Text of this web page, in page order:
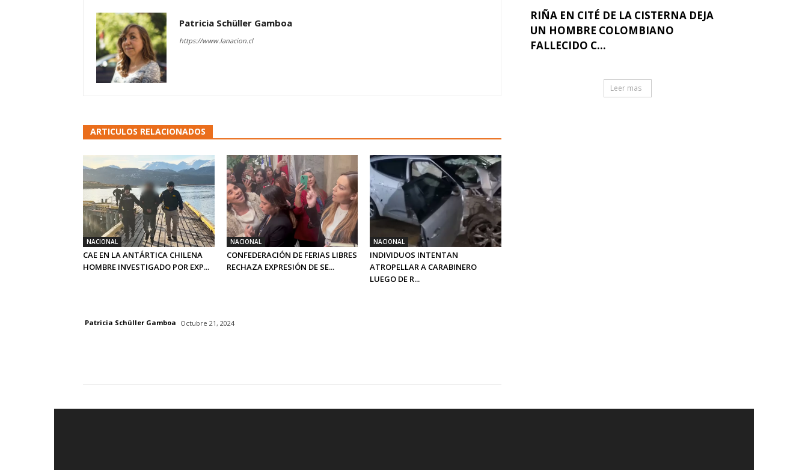
Patricia Schüller Gamboa
https://www.lanacion.cl
ARTICULOS RELACIONADOS
NACIONAL
CAE EN LA ANTÁRTICA CHILENA
HOMBRE INVESTIGADO POR EXP...
NACIONAL
CONFEDERACIÓN DE FERIAS LIBRES
RECHAZA EXPRESIÓN DE SE...
NACIONAL
INDIVIDUOS INTENTAN
ATROPELLAR A CARABINERO
LUEGO DE R...
RIÑA EN CITÉ DE LA CISTERNA DEJA
UN HOMBRE COLOMBIANO
FALLECIDO C...
Leer mas
Patricia Schüller Gamboa Octubre 21, 2024